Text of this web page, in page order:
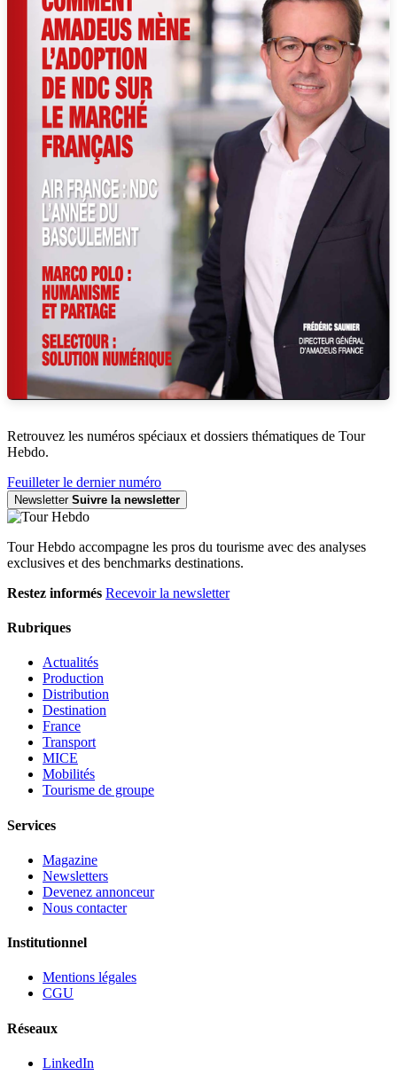
Retrouvez les numéros spéciaux et dossiers thématiques de Tour
Hebdo.
Feuilleter le dernier numéro
Newsletter Suivre la newsletter
Tour Hebdo accompagne les pros du tourisme avec des analyses
exclusives et des benchmarks destinations.
Restez informés Recevoir la newsletter
Rubriques
Actualités
Production
Distribution
Destination
France
Transport
MICE
Mobilités
Tourisme de groupe
Services
Magazine
Newsletters
Devenez annonceur
Nous contacter
Institutionnel
Mentions légales
CGU
Réseaux
LinkedIn